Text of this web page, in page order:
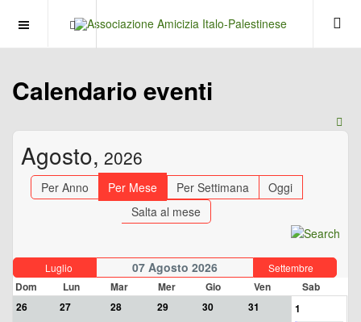
OFF CANVAS
Calendario eventi
Agosto, 2026
Per Anno Per Mese Per Settimana
Oggi
Salta al mese
Luglio 07 Agosto 2026 Settembre
Dom Lun Mar Mer Gio Ven
Sab
26
27 28 29 30 31 1